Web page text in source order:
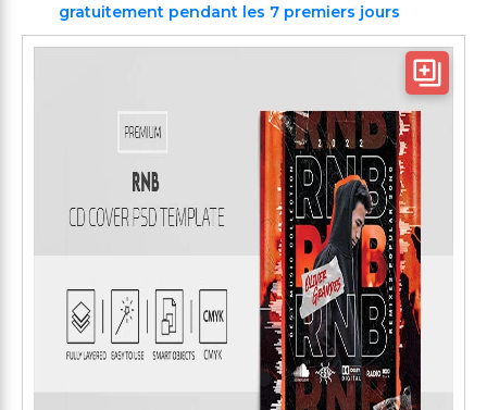
gratuitement pendant les 7 premiers jours